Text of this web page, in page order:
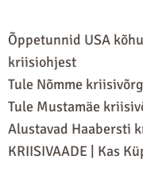
Õppetunnid USA
kriisiohjest
Tule Nõmme
Tule Mustamäe
Alustavad Haabersti
KRIISIVAADE | Kas